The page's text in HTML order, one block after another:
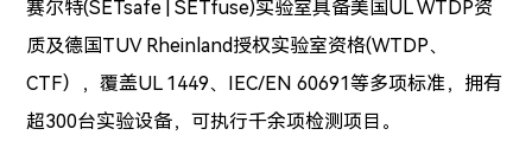
赛尔特(SETsafe | SETfuse)实验室具备美国UL WTDP资
质及德国TUV Rheinland授权实验室资格(WTDP、
CTF）
，覆盖UL 1449、IEC/EN 60691等多项标准，拥有
超300台实验设备，可执行千余项检测项目。